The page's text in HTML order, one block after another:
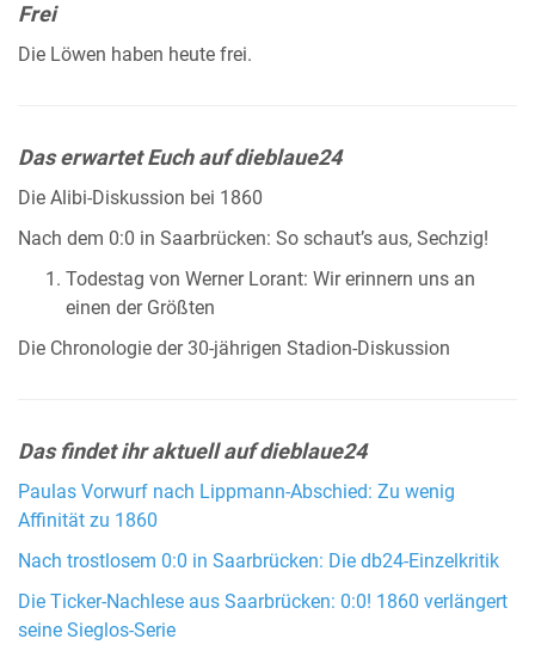
Frei
Die Löwen haben heute frei.
Das erwartet Euch auf dieblaue24
Die Alibi-Diskussion bei 1860
Nach dem 0:0 in Saarbrücken: So schaut’s aus, Sechzig!
Todestag von Werner Lorant: Wir erinnern uns an
einen der Größten
Die Chronologie der 30-jährigen Stadion-Diskussion
Das findet ihr aktuell auf dieblaue24
Paulas Vorwurf nach Lippmann-Abschied: Zu wenig
Affinität zu 1860
Nach trostlosem 0:0 in Saarbrücken: Die db24-Einzelkritik
Die Ticker-Nachlese aus Saarbrücken: 0:0! 1860 verlängert
seine Sieglos-Serie